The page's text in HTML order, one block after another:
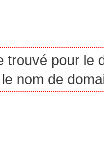
trouvé pour le
nom de